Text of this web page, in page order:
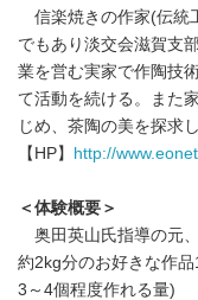
信楽焼きの作家(伝統
でもあり淡交会滋賀支
業を営む実家で作陶技
て活動を続ける。また
じめ、茶陶の美を探求
【HP】 http://
＜体験概要＞
奥田英山氏指導の元
約2kg分のお好きな作
3～4個程度作れる量)